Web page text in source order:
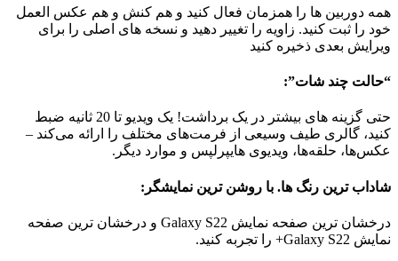
همه دوربین ها را همزمان فعال کنید و هم کنش و هم عکس العمل
خود را ثبت کنید. زاویه را تغییر دهید و نسخه های اصلی را برای
ویرایش بعدی ذخیره کنید
“حالت چند شات”:
حتی گزینه های بیشتر در یک برداشت! یک ویدیو تا 20 ثانیه ضبط
کنید، گالری طیف وسیعی از فرمت‌های مختلف را ارائه می‌کند –
عکس‌ها، حلقه‌ها، ویدیوی هایپرلپس و موارد دیگر.
شاداب ترین رنگ ها. با روشن ترین نمایشگر:
درخشان ترین صفحه نمایش Galaxy S22 و درخشان ترین صفحه
نمایش Galaxy S22+ را تجربه کنید.